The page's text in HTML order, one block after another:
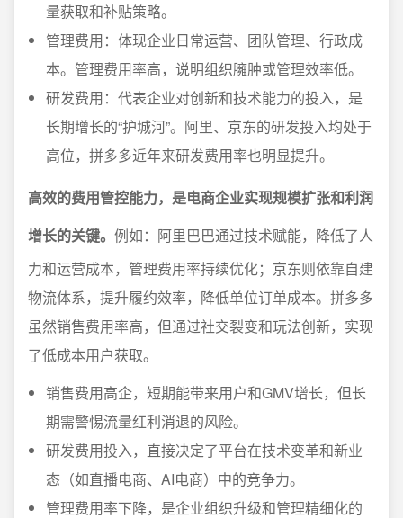
量获取和补贴策略。
管理费用：体现企业日常运营、团队管理、行政成
本。管理费用率高，说明组织臃肿或管理效率低。
研发费用：代表企业对创新和技术能力的投入，是
长期增长的“护城河”。阿里、京东的研发投入均处于
高位，拼多多近年来研发费用率也明显提升。
高效的费用管控能力，是电商企业实现规模扩张和利润
增长的关键。 例如：阿里巴巴通过技术赋能，降低了人
力和运营成本，管理费用率持续优化；京东则依靠自建
物流体系，提升履约效率，降低单位订单成本。拼多多
虽然销售费用率高，但通过社交裂变和玩法创新，实现
了低成本用户获取。
销售费用高企，短期能带来用户和GMV增长，但长
期需警惕流量红利消退的风险。
研发费用投入，直接决定了平台在技术变革和新业
态（如直播电商、AI电商）中的竞争力。
管理费用率下降，是企业组织升级和管理精细化的